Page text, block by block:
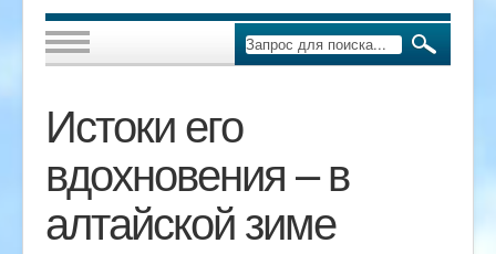
Истоки его
вдохновения – в
алтайской зиме